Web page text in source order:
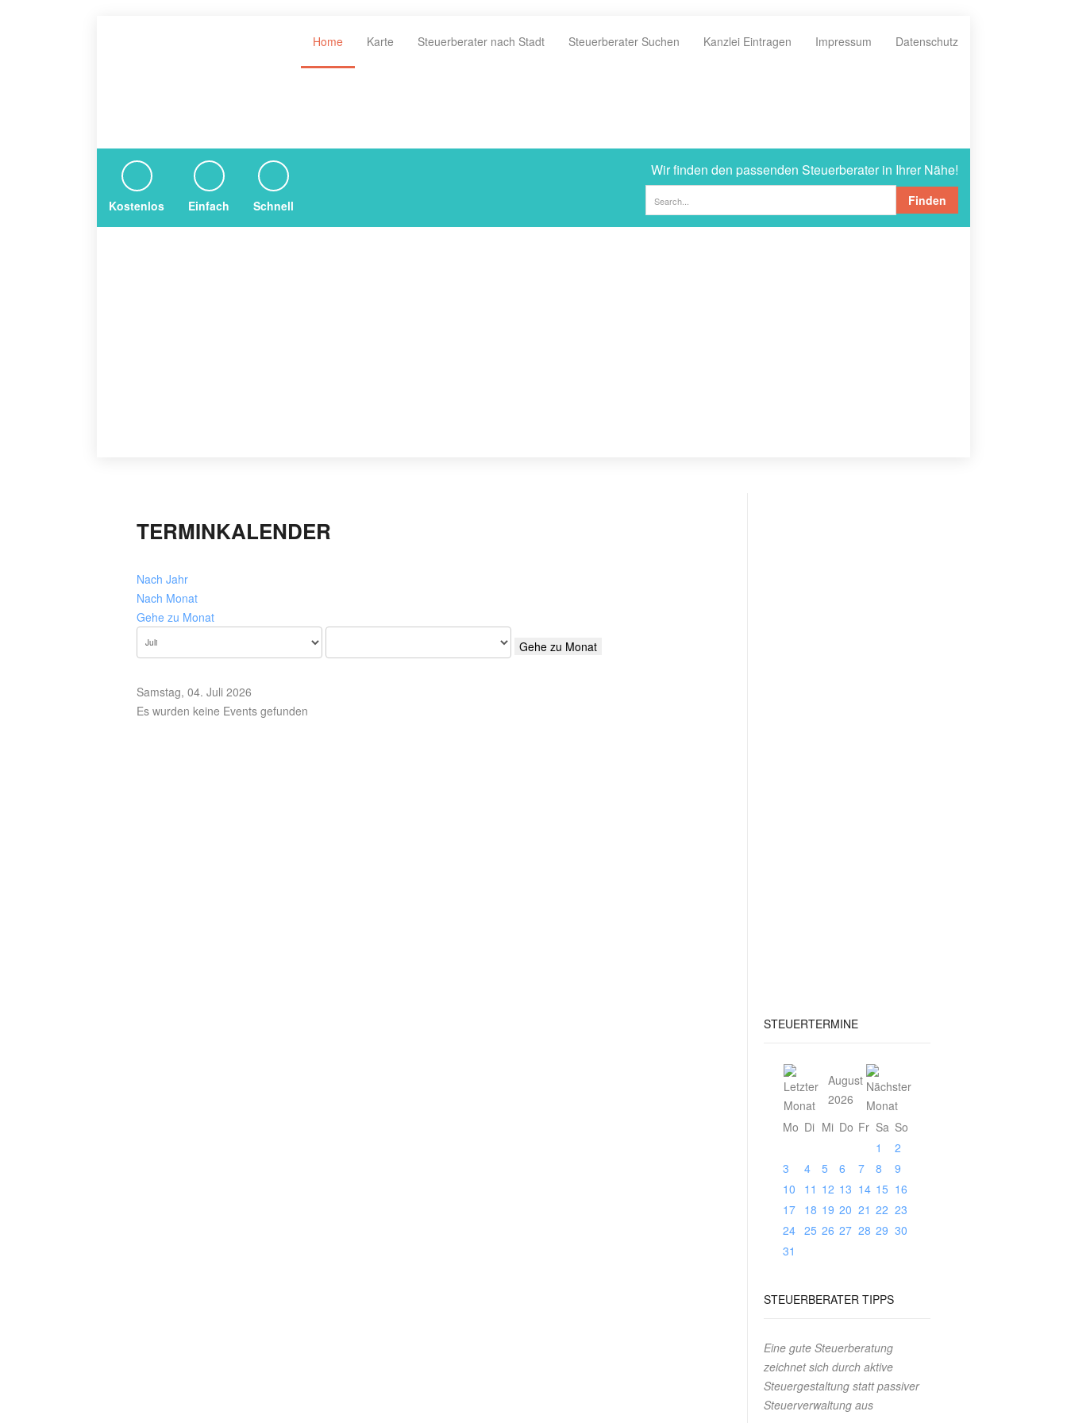
Home Karte Steuerberater nach Stadt Steuerberater Suchen Kanzlei Eintragen Impressum Datenschutz
Kostenlos Einfach Schnell
Wir finden den passenden Steuerberater in Ihrer Nähe!
Finden
TERMINKALENDER
Nach Jahr
Nach Monat
Gehe zu Monat
Gehe zu Monat
Samstag, 04. Juli 2026
Es wurden keine Events gefunden
STEUERTERMINE
August
2026
Mo Di Mi Do Fr Sa So
1
2
3
4 5 6 7 8
9
10
11 12 13 14 15 16
17
18 19 20 21 22 23
24 25 26 27 28 29 30
31
STEUERBERATER TIPPS
Eine gute Steuerberatung
zeichnet sich durch aktive
Steuergestaltung statt passiver
Steuerverwaltung aus